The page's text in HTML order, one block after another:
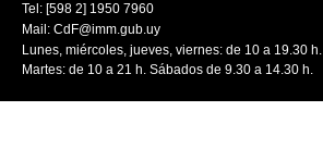
Tel: [598 2] 1950 7960
Mail: CdF@imm.gub.uy
Lunes, miércoles, jueves, viernes: de 10 a 19.30 h.
Martes: de 10 a 21 h. Sábados de 9.30 a 14.30 h.